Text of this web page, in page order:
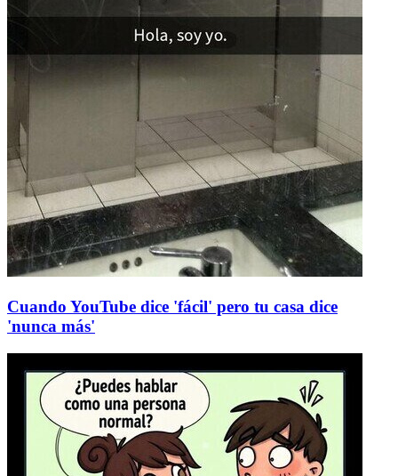
Cuando YouTube dice 'fácil' pero tu casa dice
'nunca más'